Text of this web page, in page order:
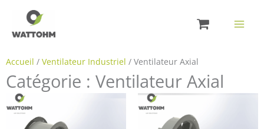
Accueil / Ventilateur Industriel / Ventilateur Axial
Catégorie : Ventilateur Axial